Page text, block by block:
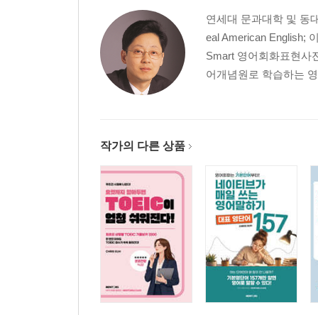
T-Y 001-680 263
T 001-187
V-W 188-414
Y 415-680
연세대 문과대학 및 동
eal American English;
Smart 영어회화표현사
어개념원로 학습하는
작가의 다른 상품